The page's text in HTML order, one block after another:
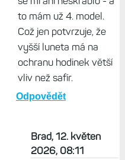
to mám už 4. model.
Což jen potvrzuje, že
vyšší luneta má na
ochranu hodinek větší
vliv než safír.
Odpovědět
Brad, 12. květen
2026, 08:11